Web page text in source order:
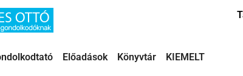
Előadások Könyvtár KIEMELT